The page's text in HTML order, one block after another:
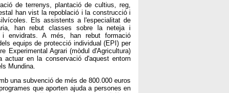
de terrenys, plantació de cultius, reg,
han vist la repoblació i la construcció i
Els assistents a l'especialitat de
han rebut classes sobre la neteja i
envidrats. A més, han rebut formació
equips de protecció individual (EPI) per
Experimental Agrari (mòdul d'Agricultura)
en la conservació d'aquest entorn
Mundina.
una subvenció de més de 800.000 euros
que aporten ajuda a persones en